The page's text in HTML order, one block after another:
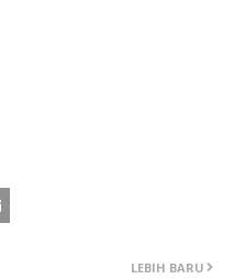
LEBIH BARU